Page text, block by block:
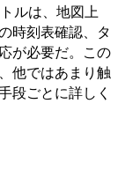
ルは、地図上
時刻表確認、タ
が必要だ。この
他ではあまり触
段ごとに詳しく